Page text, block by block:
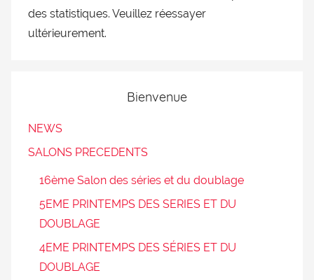
des statistiques. Veuillez réessayer
ultérieurement.
Bienvenue
NEWS
SALONS PRECEDENTS
16ème Salon des séries et du doublage
5EME PRINTEMPS DES SERIES ET DU
DOUBLAGE
4EME PRINTEMPS DES SÉRIES ET DU
DOUBLAGE